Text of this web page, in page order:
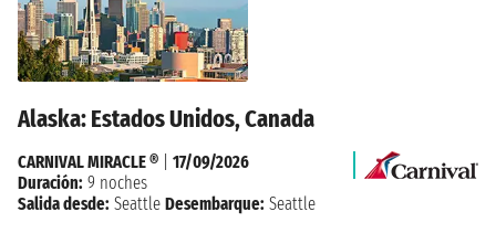
Alaska: Estados Unidos, Canada
CARNIVAL MIRACLE ®
17/09/2026
Duración: 9 noches
Salida desde: Seattle Desembarque: Seattle